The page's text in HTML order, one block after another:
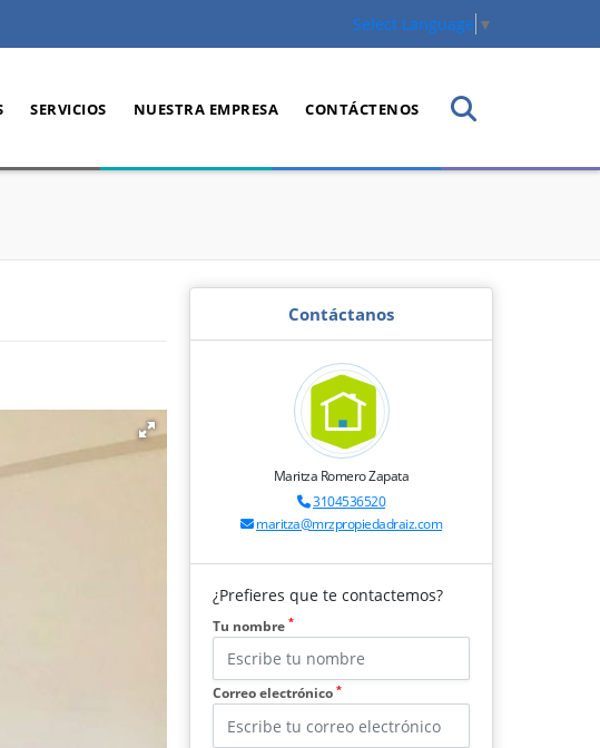
Select Language ▼
SERVICIOS NUESTRA EMPRESA CONTÁCTENOS
Contáctanos
Maritza Romero Zapata
3104536520
maritza@mrzpropiedadraiz.com
¿Prefieres que te contactemos?
Tu nombre *
Correo electrónico *